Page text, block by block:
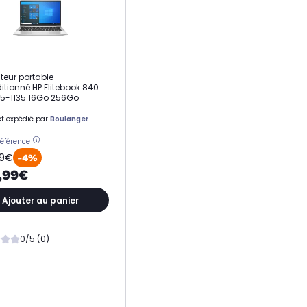
portable
HP Elitebook 840
1135 16Go 256Go
expédié par Boulanger
-4%
Ajouter au panier
0/5 (0)